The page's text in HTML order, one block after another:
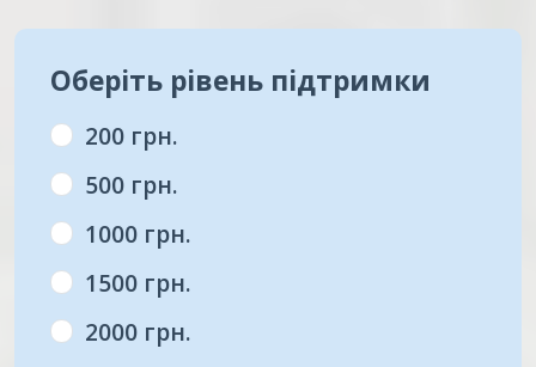
Оберіть рівень підтримки
200 грн.
500 грн.
1000 грн.
1500 грн.
2000 грн.